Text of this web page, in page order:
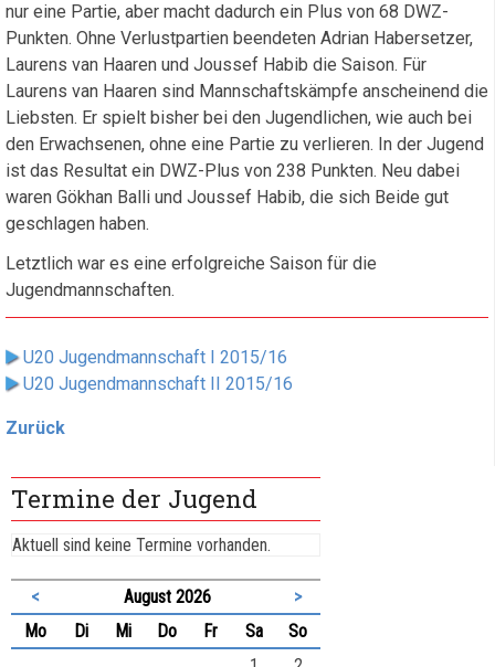
nur eine Partie, aber macht dadurch ein Plus von 68 DWZ-
Punkten. Ohne Verlustpartien beendeten Adrian Habersetzer,
Laurens van Haaren und Joussef Habib die Saison. Für
Laurens van Haaren sind Mannschaftskämpfe anscheinend die
Liebsten. Er spielt bisher bei den Jugendlichen, wie auch bei
den Erwachsenen, ohne eine Partie zu verlieren. In der Jugend
ist das Resultat ein DWZ-Plus von 238 Punkten. Neu dabei
waren Gökhan Balli und Joussef Habib, die sich Beide gut
geschlagen haben.
Letztlich war es eine erfolgreiche Saison für die
Jugendmannschaften.
U20 Jugendmannschaft I 2015/16
U20 Jugendmannschaft II 2015/16
Zurück
Termine der Jugend
Aktuell sind keine Termine vorhanden.
< August 2026
>
Montag Dienstag
Mittwoch
Donnerstag
FreitagSamstag
Sonntag